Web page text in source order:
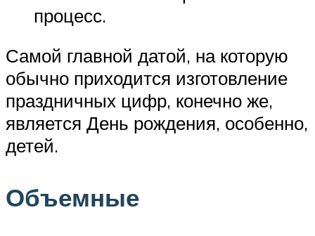
процесс.
Самой главной датой, на которую
обычно приходится изготовление
праздничных цифр, конечно же,
является День рождения, особенно,
детей.
Объемные